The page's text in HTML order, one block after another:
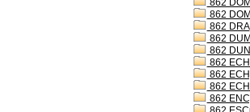
862
862
862 DRA
862
862
862
862
862
862